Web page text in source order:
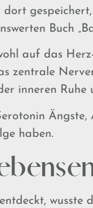
gespeichert,
Buch
auf das
zentrale
inneren Ruhe
Ängste,
haben.
wusste